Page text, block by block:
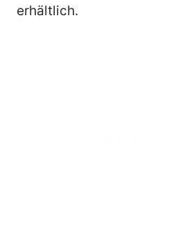
erhältlich.